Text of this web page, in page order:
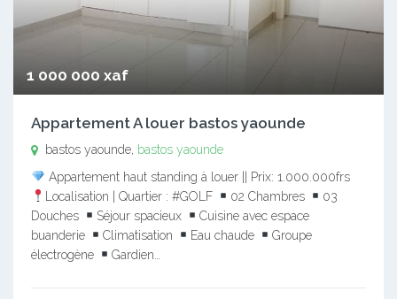
1 000 000 xaf
Appartement A louer bastos yaounde
bastos yaounde, bastos yaounde
Appartement haut standing à louer || Prix: 1.000.000frs
Localisation | Quartier : #GOLF
02 Chambres
03
Douches
Séjour spacieux
Cuisine avec espace
buanderie
Climatisation Eau chaude
Groupe
électrogène
Gardien…